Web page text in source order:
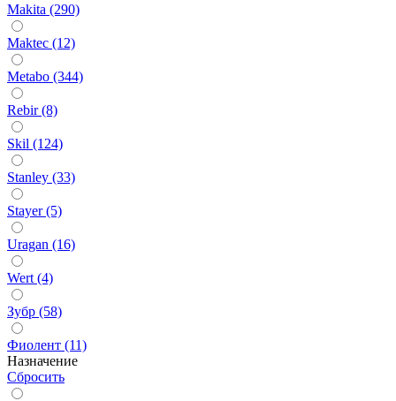
Makita (290)
Maktec (12)
Metabo (344)
Rebir (8)
Skil (124)
Stanley (33)
Stayer (5)
Uragan (16)
Wert (4)
Зубр (58)
Фиолент (11)
Назначение
Сбросить